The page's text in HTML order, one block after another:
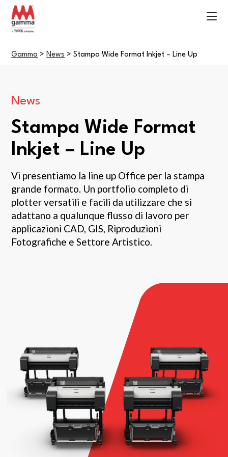
Gamma >News >Stampa Wide Format Inkjet – Line Up
News
Stampa Wide Format
Inkjet – Line Up
Vi presentiamo la line up Office per la stampa
grande formato. Un portfolio completo di
plotter versatili e facili da utilizzare che si
adattano a qualunque flusso di lavoro per
applicazioni CAD, GIS, Riproduzioni
Fotografiche e Settore Artistico.